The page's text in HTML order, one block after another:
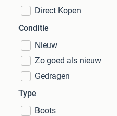
Direct Kopen
Conditie
Nieuw
Zo goed als nieuw
Gedragen
Type
Boots